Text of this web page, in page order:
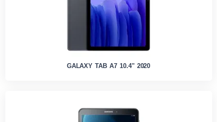
GALAXY TAB A7 10.4" 2020